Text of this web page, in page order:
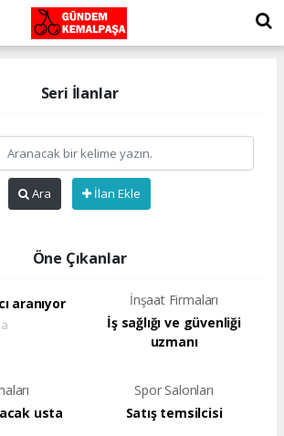
Seri İlanlar
Ara İlan Ekle
Öne Çıkanlar
aranıyor
İnşaat Firmaları
İş sağlığı ve güvenliği
uzmanı
usta
Spor Salonları
Satış temsilcisi